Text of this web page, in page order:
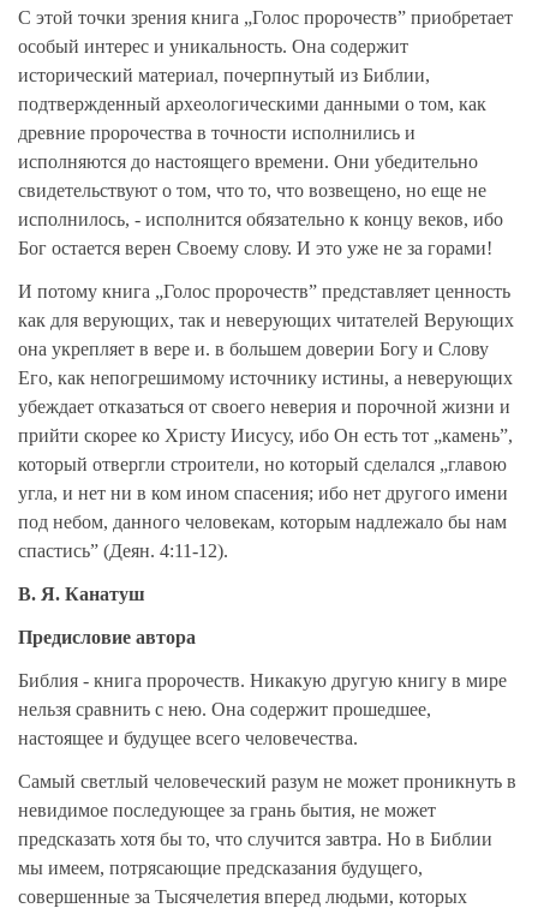
С этой точки зрения книга „Голос пророчеств” приобретает
особый интерес и уникальность. Она содержит
исторический материал, почерпнутый из Библии,
подтвержденный археологическими данными о том, как
древние пророчества в точности исполнились и
исполняются до настоящего времени. Они убедительно
свидетельствуют о том, что то, что возвещено, но еще не
исполнилось, - исполнится обязательно к концу веков, ибо
Бог остается верен Своему слову. И это уже не за горами!
И потому книга „Голос пророчеств” представляет ценность
как для верующих, так и неверующих читателей Верующих
она укрепляет в вере и. в большем доверии Богу и Слову
Его, как непогрешимому источнику истины, а неверующих
убеждает отказаться от своего неверия и порочной жизни и
прийти скорее ко Христу Иисусу, ибо Он есть тот „камень”,
который отвергли строители, но который сделался „главою
угла, и нет ни в ком ином спасения; ибо нет другого имени
под небом, данного человекам, которым надлежало бы нам
спастись” (Деян. 4:11-12).
В. Я. Канатуш
Предисловие автора
Библия - книга пророчеств. Никакую другую книгу в мире
нельзя сравнить с нею. Она содержит прошедшее,
настоящее и будущее всего человечества.
Самый светлый человеческий разум не может проникнуть в
невидимое последующее за грань бытия, не может
предсказать хотя бы то, что случится завтра. Но в Библии
мы имеем, потрясающие предсказания будущего,
совершенные за Тысячелетия вперед людьми, которых